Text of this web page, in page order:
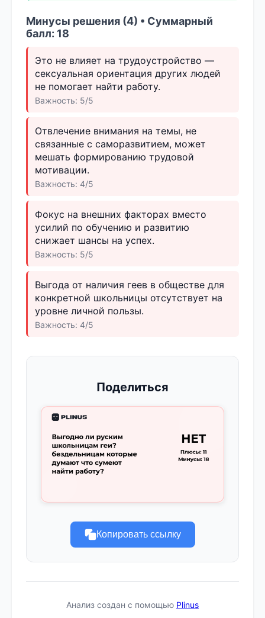
Минусы решения (4) • Суммарный
балл: 18
Это не влияет на трудоустройство —
сексуальная ориентация других людей
не помогает найти работу.
Важность: 5/5
Отвлечение внимания на темы, не
связанные с саморазвитием, может
мешать формированию трудовой
мотивации.
Важность: 4/5
Фокус на внешних факторах вместо
усилий по обучению и развитию
снижает шансы на успех.
Важность: 5/5
Выгода от наличия геев в обществе для
конкретной школьницы отсутствует на
уровне личной пользы.
Важность: 4/5
Поделиться
Копировать ссылку
Анализ создан с помощью Plinus